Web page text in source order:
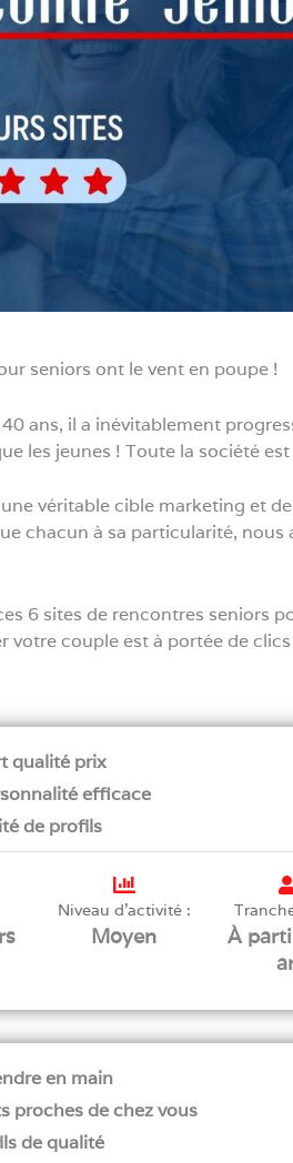
seniors ont le vent en poupe !
ans, il a inévitablement
les jeunes ! Toute la société
véritable cible marketing et
chacun à sa particularité,
6 sites de rencontres seniors
votre couple est à portée de clics
qualité prix
efficace
de profils
Niveau d'activité :
Moyen
À
en main
proches de chez vous
de qualité